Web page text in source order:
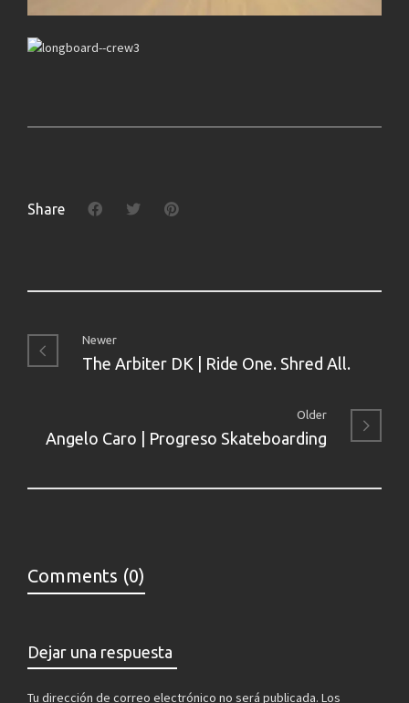
Share
Newer
The Arbiter DK | Ride One. Shred All.
Older
Angelo Caro | Progreso Skateboarding
Comments (0)
Dejar una respuesta
Tu dirección de correo electrónico no será publicada. Los